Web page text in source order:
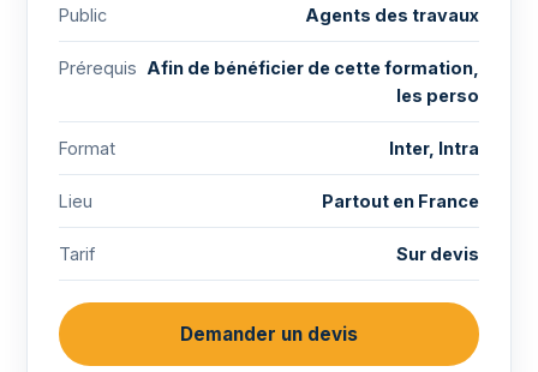
Public Agents des travaux
Prérequis Afin de bénéficier de cette formation,
les perso
Format Inter, Intra
Lieu Partout en France
Tarif Sur devis
Demander un devis